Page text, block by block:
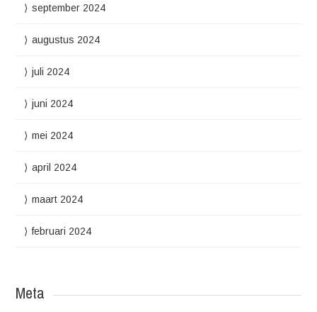
september 2024
augustus 2024
juli 2024
juni 2024
mei 2024
april 2024
maart 2024
februari 2024
Meta